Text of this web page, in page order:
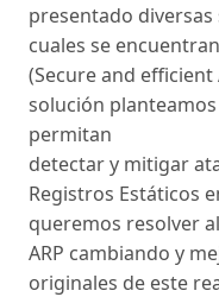
presentado
cuales se encuentran
(Secure and
solución
permitan
detectar y mitigar
Registros Estáticos
queremos resolver
ARP cambiando y
originales de este